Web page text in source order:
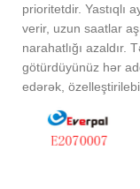
prioritetdir. Yastıqlı
verir, uzun saatlar
narahatlığı azaldır.
götürdüyünüz hər
edərək,